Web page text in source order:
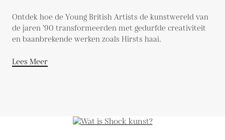
Ontdek hoe de Young British Artists de kunstwereld van
de jaren ’90 transformeerden met gedurfde creativiteit
en baanbrekende werken zoals Hirsts haai.
Lees Meer